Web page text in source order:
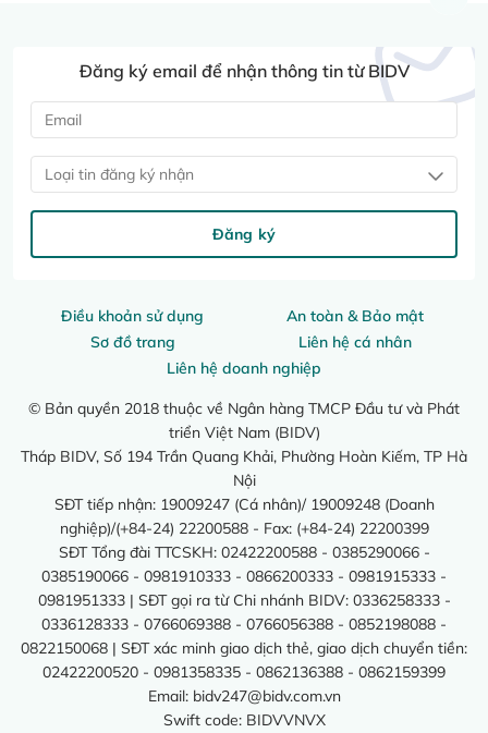
Điều khoản sử dụng
An toàn & Bảo mật
Sơ đồ trang
Liên hệ cá nhân
Liên hệ doanh nghiệp
© Bản quyền 2018 thuộc về Ngân hàng TMCP Đầu tư và Phát
triển Việt Nam (BIDV)
Tháp BIDV, Số 194 Trần Quang Khải, Phường Hoàn Kiếm, TP Hà
Nội
SĐT tiếp nhận: 19009247 (Cá nhân)/ 19009248 (Doanh
nghiệp)/(+84-24) 22200588 - Fax: (+84-24) 22200399
SĐT Tổng đài TTCSKH: 02422200588 - 0385290066 -
0385190066 - 0981910333 - 0866200333 - 0981915333 -
0981951333 | SĐT gọi ra từ Chi nhánh BIDV: 0336258333 -
0336128333 - 0766069388 - 0766056388 - 0852198088 -
0822150068 | SĐT xác minh giao dịch thẻ, giao dịch chuyển tiền:
02422200520 - 0981358335 - 0862136388 - 0862159399
Email: bidv247@bidv.com.vn
Swift code: BIDVVNVX
Đăng ký email để nhận thông tin từ BIDV
Loại tin đăng ký nhận
Đăng ký